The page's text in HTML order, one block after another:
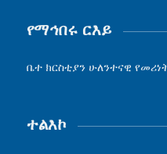
የማኅበሩ ርእይ
ቤተ ክርስቲያን ሁለንተናዊ
ተልእኮ